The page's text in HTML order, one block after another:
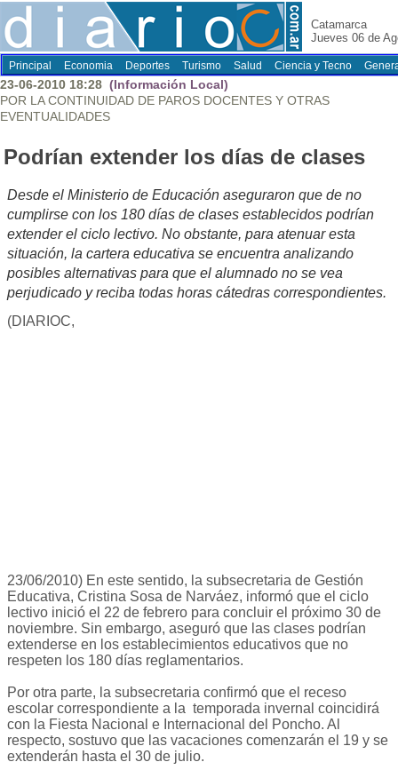
Catamarca
Jueves 06 de
Principal Economia Deportes Turismo Salud Ciencia y Tecno
23-06-2010 18:28 (Información Local)
POR LA CONTINUIDAD DE PAROS DOCENTES Y OTRAS
EVENTUALIDADES
Podrían extender los días de clases
Desde el Ministerio de Educación aseguraron que de no
cumplirse con los 180 días de clases establecidos podrían
extender el ciclo lectivo. No obstante, para atenuar esta
situación, la cartera educativa se encuentra analizando
posibles alternativas para que el alumnado no se vea
perjudicado y reciba todas horas cátedras correspondientes.
(DIARIOC,
23/06/2010) En este sentido, la subsecretaria de Gestión
Educativa, Cristina Sosa de Narváez, informó que el ciclo
lectivo inició el 22 de febrero para concluir el próximo 30 de
noviembre. Sin embargo, aseguró que las clases podrían
extenderse en los establecimientos educativos que no
respeten los 180 días reglamentarios.
Por otra parte, la subsecretaria confirmó que el receso
escolar correspondiente a la temporada invernal coincidirá
con la Fiesta Nacional e Internacional del Poncho. Al
respecto, sostuvo que las vacaciones comenzarán el 19 y se
extenderán hasta el 30 de julio.